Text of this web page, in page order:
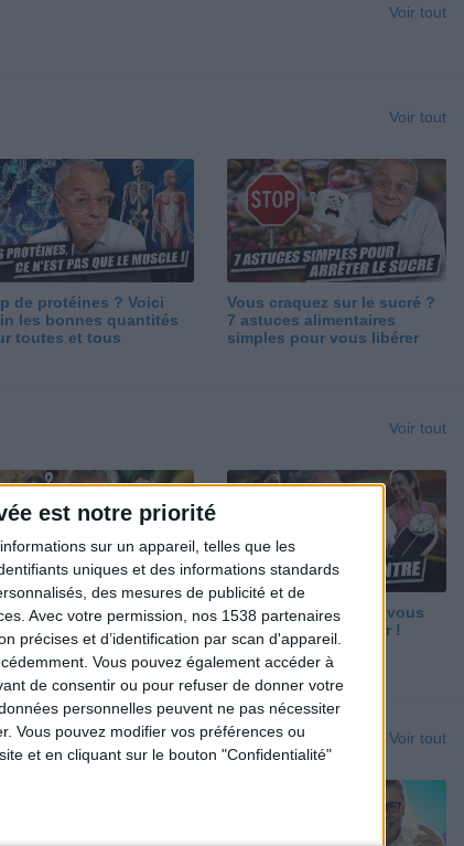
est notre priorité
sur un appareil, telles que les
uniques et des informations standards
des mesures de publicité et de
Avec votre permission, nos 1538 partenaires
précises et d’identification par scan d'appareil.
Vous pouvez également accéder à
de consentir ou pour refuser de donner votre
personnelles peuvent ne pas nécessiter
Vous pouvez modifier vos préférences ou
et en cliquant sur le bouton "Confidentialité"
Voir tout
Voir tout
de protéines ? Voici
les bonnes quantités
toutes et tous
Vous craquez sur le sucré ?
7 astuces alimentaires
simples pour vous libérer
Voir tout
la perte de poids ?
fais comment ?
Maigrir vite ? Ce que vous
devez vraiment savoir !
Voir tout